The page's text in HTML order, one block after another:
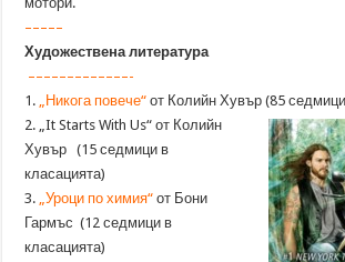
–––––
Художествена литература
–––––––––––––-
1. „Никога повече“ от Колийн Хувър (85
2. „It Starts With Us“ от Колийн
Хувър (15 седмици в
класацията)
3. „Уроци по химия“ от Бони
Гармъс (12 седмици в
класацията)